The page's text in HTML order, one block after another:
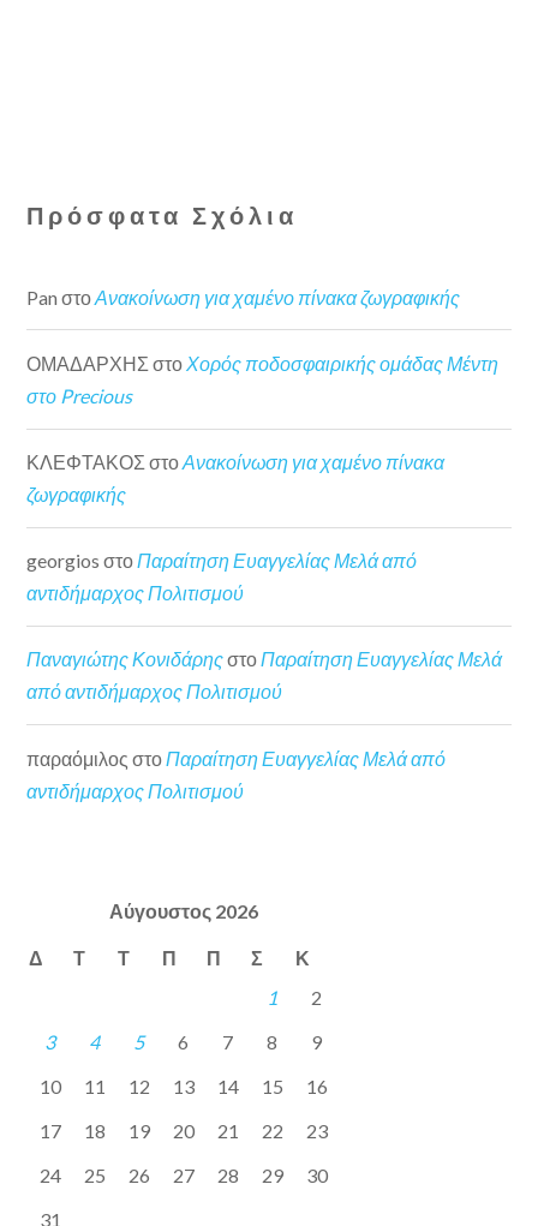
Πρόσφατα Σχόλια
Pan στοΑνακοίνωση για χαμένο πίνακα ζωγραφικής
ΟΜΑΔΑΡΧΗΣ στοΧορός ποδοσφαιρικής ομάδας Μέντη
στο Precious
ΚΛΕΦΤΑΚΟΣ στοΑνακοίνωση για χαμένο πίνακα
ζωγραφικής
georgios στοΠαραίτηση Ευαγγελίας Μελά από
αντιδήμαρχος Πολιτισμού
Παναγιώτης ΚονιδάρηςστοΠαραίτηση Ευαγγελίας Μελά
από αντιδήμαρχος Πολιτισμού
παραόμιλος στο Παραίτηση Ευαγγελίας Μελά από
αντιδήμαρχος Πολιτισμού
Αύγουστος 2026
Δ Τ Τ Π Π Σ Κ
1
2
3
4 5 6 7 8
9
10
11 12 13 14 15
16
17
18 19 20 21 22
23
24
25 26 27 28 29
30
31